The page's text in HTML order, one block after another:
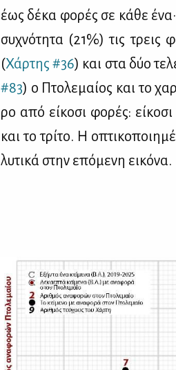
έως δέ­κα φο­ρές σε κά­θε
συ­χνό­τη­τα (21%) τις τρεις
(Χάρ­της #36) και στα δύο
#83) ο Πτο­λε­μαί­ος και το
ρο από εί­κο­σι φο­ρές:
και το τρί­το. Η
λυ­τι­κά στην επό­με­νη ει­κό­να.